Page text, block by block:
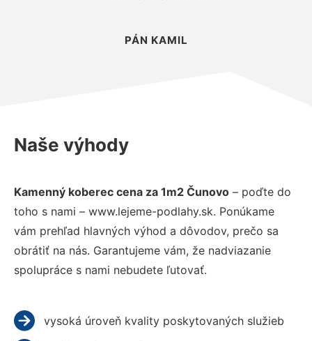
PÁN KAMIL
Naše výhody
Kamenný koberec cena za 1m2 Čunovo – poďte do
toho s nami – www.lejeme-podlahy.sk. Ponúkame
vám prehľad hlavných výhod a dôvodov, prečo sa
obrátiť na nás. Garantujeme vám, že nadviazanie
spolupráce s nami nebudete ľutovať.
vysoká úroveň kvality poskytovaných služieb